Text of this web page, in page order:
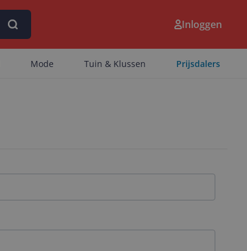
Inloggen
Mode Tuin & Klussen Prijsdalers